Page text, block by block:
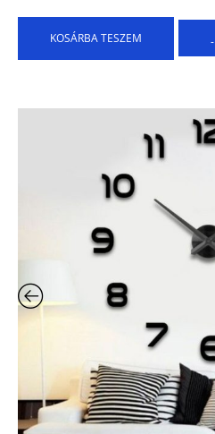
-
KOSÁRBA TESZEM